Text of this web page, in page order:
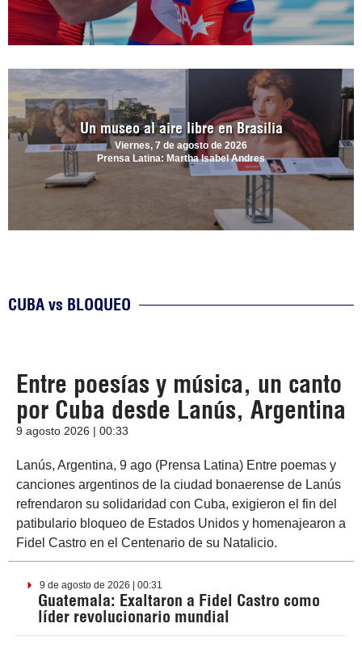
Un museo al aire libre en Brasilia
Viernes, 7 de agosto de 2026
Prensa Latina: Martha Isabel Andres
CUBA vs BLOQUEO
Entre poesías y música, un canto
por Cuba desde Lanús, Argentina
9 agosto 2026 | 00:33
Lanús, Argentina, 9 ago (Prensa Latina) Entre poemas y
canciones argentinos de la ciudad bonaerense de Lanús
refrendaron su solidaridad con Cuba, exigieron el fin del
patibulario bloqueo de Estados Unidos y homenajearon a
Fidel Castro en el Centenario de su Natalicio.
9 de agosto de 2026 | 00:31
Guatemala: Exaltaron a Fidel Castro como
líder revolucionario mundial